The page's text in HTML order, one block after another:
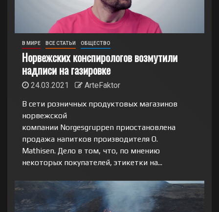
В МИРЕ ВСЕ СТАТЬИ ОБЩЕСТВО
Норвежских конспирологов возмутили
надписи на газировке
24.03.2021
ArteFaktor
В сети розничных продуктовых магазинов
норвежской
компании Norgesgruppen приостановлена
продажа напитков производителя O.
Mathisen. Дело в том, что, по мнению
некоторых покупателей, этикетки на...